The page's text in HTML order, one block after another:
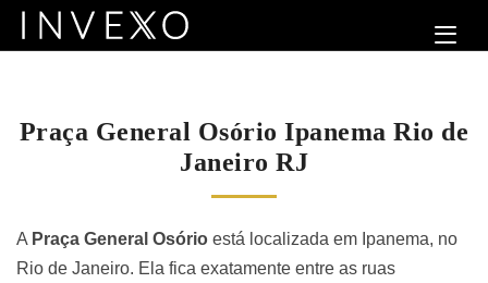
Praça General Osório Ipanema Rio de
Janeiro RJ
A Praça General Osório está localizada em Ipanema, no
Rio de Janeiro. Ela fica exatamente entre as ruas